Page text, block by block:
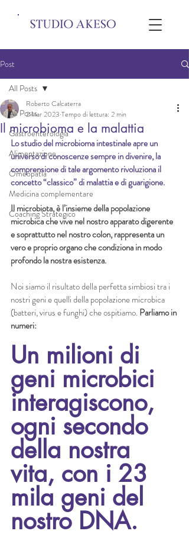
Post
All Posts
Gastroenterologia
Alimentazione
Omeopatia
Medicina complementare
Coaching Strategico
All Posts
Il microbioma e la malattia
Roberto Calcaterra
2 mar 2023 Tempo di lettura: 2 min
Lo studio del microbioma intestinale apre un
universo di conoscenze sempre in divenire, la
comprensione di tale argomento rivoluziona il
concetto “classico” di malattia e di guarigione.
Il microbiota, è l’insieme della popolazione
microbica che vive nel nostro apparato digerente
e soprattutto nel nostro colon, rappresenta un
vero e proprio organo che condiziona in modo
profondo la nostra esistenza.
Noi siamo il risultato della perfetta simbiosi tra i
nostri geni e quelli della popolazione microbica
(batteri, virus e funghi) che ospitiamo. Parliamo in
numeri:
Un milioni di
geni microbici
interagiscono,
ogni secondo
della nostra
vita, con i 23
mila geni del
nostro DNA.